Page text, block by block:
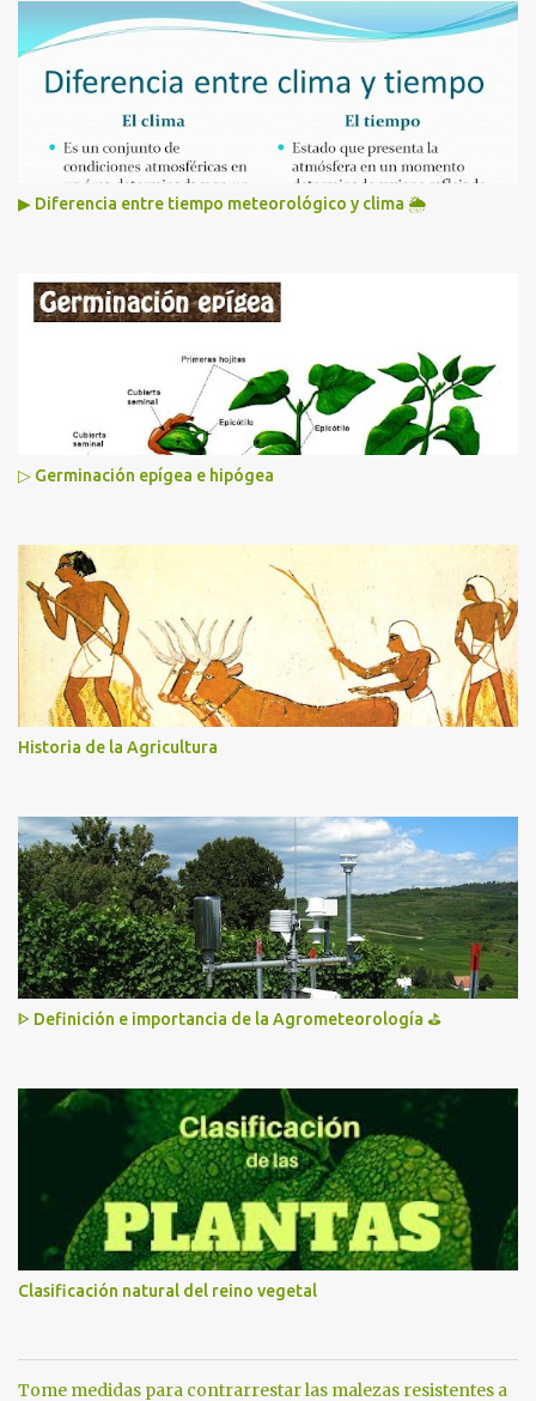
▶ Diferencia entre tiempo meteorológico y clima 🌦️
▷ Germinación epígea e hipógea
Historia de la Agricultura
ᐈ Definición e importancia de la Agrometeorología ⛳
Clasificación natural del reino vegetal
Tome medidas para contrarrestar las malezas resistentes a